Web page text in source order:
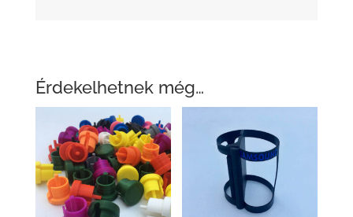
Érdekelhetnek még…